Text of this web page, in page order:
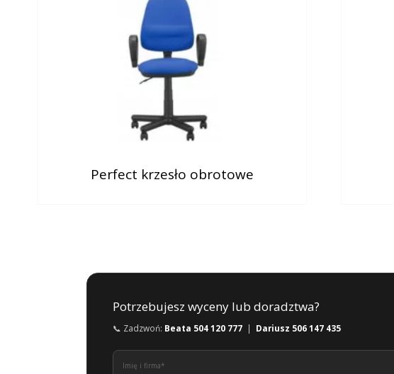
Perfect krzesło obrotowe
Potrzebujesz wyceny lub doradztwa?
📞 Zadzwoń: Beata 504 120 777 | Dariusz 506 147 435